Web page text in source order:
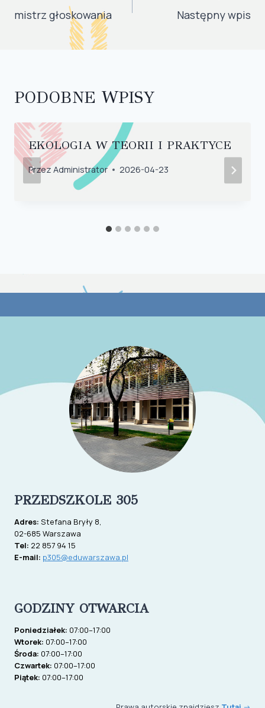
WPISU
mistrz głoskowania Następny wpis
PODOBNE WPISY
EKOLOGIA W TEORII I PRAKTYCE
PrzezAdministrator 2026-04-23
PRZEDSZKOLE 305
Adres: Stefana Bryły 8,
02-685 Warszawa
Tel: 22 857 94 15
E-mail: p305@eduwarszawa.pl
GODZINY OTWARCIA
Poniedziałek: 07:00–17:00
Wtorek: 07:00–17:00
Środa: 07:00–17:00
Czwartek: 07:00–17:00
Piątek: 07:00–17:00